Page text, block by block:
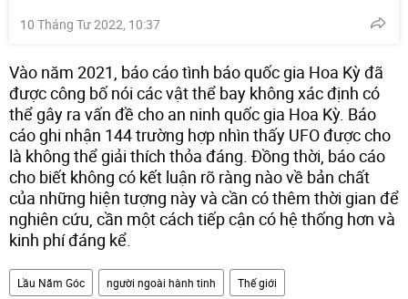
10 Tháng Tư 2022, 10:37
Vào năm 2021, báo cáo tình báo quốc gia Hoa Kỳ đã
được công bố nói các vật thể bay không xác định có
thể gây ra vấn đề cho an ninh quốc gia Hoa Kỳ. Báo
cáo ghi nhận 144 trường hợp nhìn thấy UFO được cho
là không thể giải thích thỏa đáng. Đồng thời, báo cáo
cho biết không có kết luận rõ ràng nào về bản chất
của những hiện tượng này và cần có thêm thời gian để
nghiên cứu, cần một cách tiếp cận có hệ thống hơn và
kinh phí đáng kể.
Lầu Năm Góc người ngoài hành tinh Thế giới